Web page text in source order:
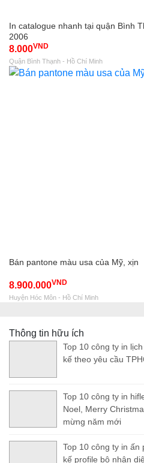
In catalogue nhanh tại quận Bình
2006
8.000VND
Quận Bình Thạnh - Hồ Chí Minh
Bán pantone màu usa của Mỹ, xịn
8.900.000VND
Huyện Hóc Môn - Hồ Chí Minh
Thông tin hữu ích
Top 10 công ty in
kế theo yêu cầu
Top 10 công ty in
Noel, Merry
mừng năm mới
Top 10 công ty in ấn
kế profile bộ nhận